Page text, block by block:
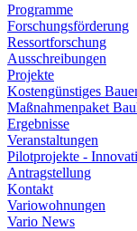
Programme
Forschungsförderung
Ressortforschung
Ausschreibungen
Projekte
Kostengünstiges
Maßnahmenpaket
Ergebnisse
Veranstaltungen
Pilotprojekte -
Antragstellung
Kontakt
Variowohnungen
Vario News